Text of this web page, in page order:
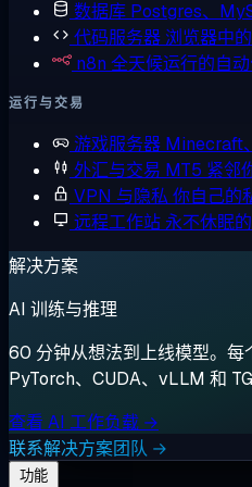
数据库 Postgres、
代码服务器 浏览器中
n8n 全天候运行的自
运行与交易
游戏服务器 Minecraft
外汇与交易 MT5 紧邻
VPN 与隐私 你自己的
远程工作站 永不休眠
解决方案
AI 训练与推理
60 分钟从想法到上线模型。每
PyTorch、CUDA、vLLM 和
查看 AI 工作负载 →
联系解决方案团队 →